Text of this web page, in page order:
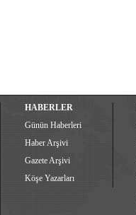
HABERLER
Günün Haberleri
Haber Arşivi
Gazete Arşivi
Köşe Yazarları